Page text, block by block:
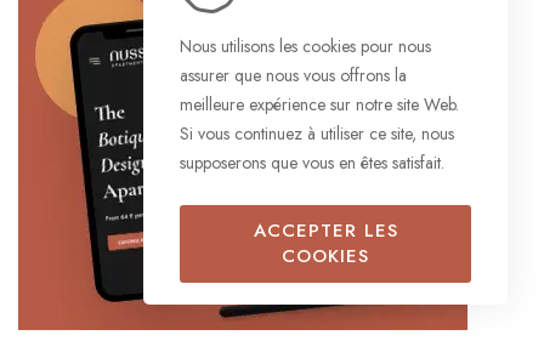
Nous utilisons les cookies pour nous
assurer que nous vous offrons la
meilleure expérience sur notre site Web.
Si vous continuez à utiliser ce site, nous
supposerons que vous en êtes satisfait.
ACCEPTER LES
COOKIES